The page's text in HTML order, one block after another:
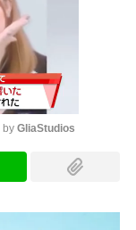
by GliaStudios